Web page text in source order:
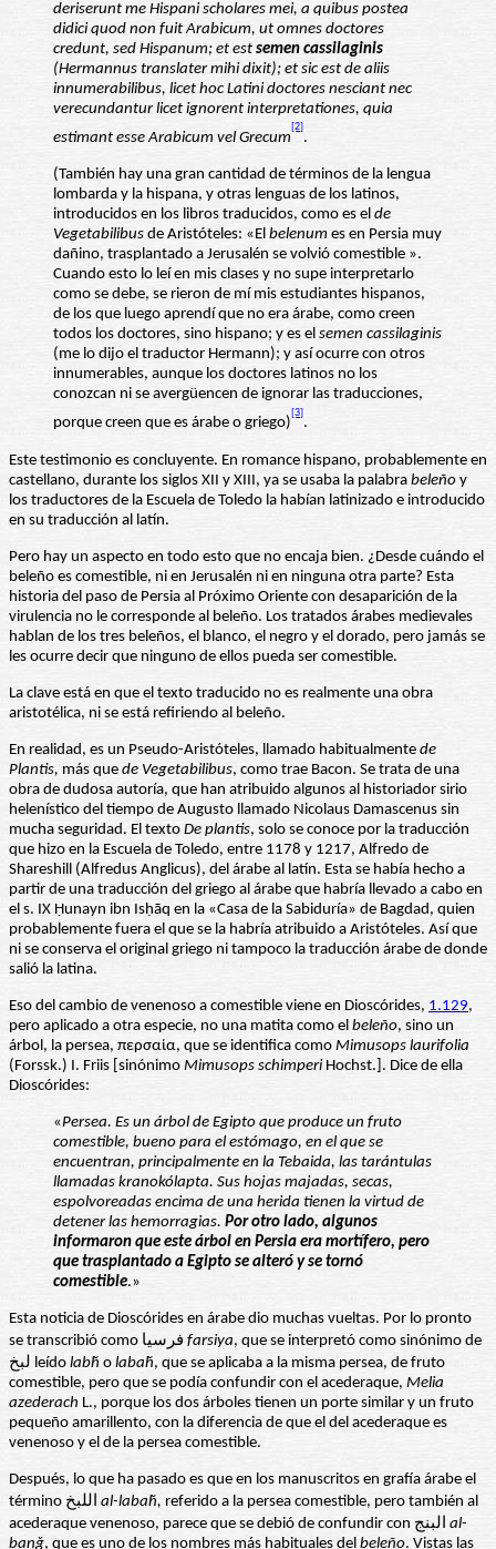
deriserunt me Hispani scholares mei, a quibus postea
didici quod non fuit Arabicum, ut omnes doctores
credunt, sed Hispanum; et est semen cassilaginis
(Hermannus translater mihi dixit); et sic est de aliis
innumerabilibus, licet hoc Latini doctores nesciant nec
verecundantur licet ignorent interpretationes, quia
estimant esse Arabicum vel Grecum
[2]
.
(También hay una gran cantidad de términos de la lengua
lombarda y la hispana, y otras lenguas de los latinos,
introducidos en los libros traducidos, como es el de
Vegetabilibus de Aristóteles: «El belenum es en Persia muy
dañino, trasplantado a Jerusalén se volvió comestible ».
Cuando esto lo leí en mis clases y no supe interpretarlo
como se debe, se rieron de mí mis estudiantes hispanos,
de los que luego aprendí que no era árabe, como creen
todos los doctores, sino hispano; y es el semen cassilaginis
(me lo dijo el traductor Hermann); y así ocurre con otros
innumerables, aunque los doctores latinos no los
conozcan ni se avergüencen de ignorar las traducciones,
porque creen que es árabe o griego)
[3]
.
Este testimonio es concluyente. En romance hispano, probablemente en
castellano, durante los siglos XII y XIII, ya se usaba la palabra beleño y
los traductores de la Escuela de Toledo la habían latinizado e introducido
en su traducción al latín.
Pero hay un aspecto en todo esto que no encaja bien. ¿Desde cuándo el
beleño es comestible, ni en Jerusalén ni en ninguna otra parte? Esta
historia del paso de Persia al Próximo Oriente con desaparición de la
virulencia no le corresponde al beleño. Los tratados árabes medievales
hablan de los tres beleños, el blanco, el negro y el dorado, pero jamás se
les ocurre decir que ninguno de ellos pueda ser comestible.
La clave está en que el texto traducido no es realmente una obra
aristotélica, ni se está refiriendo al beleño.
En realidad, es un Pseudo-Aristóteles, llamado habitualmente de
Plantis, más que de Vegetabilibus, como trae Bacon. Se trata de una
obra de dudosa autoría, que han atribuido algunos al historiador sirio
helenístico del tiempo de Augusto llamado Nicolaus Damascenus sin
mucha seguridad. El texto De plantis, solo se conoce por la traducción
que hizo en la Escuela de Toledo, entre 1178 y 1217, Alfredo de
Shareshill (Alfredus Anglicus), del árabe al latín. Esta se había hecho a
partir de una traducción del griego al árabe que habría llevado a cabo en
el s. IX Ḥunayn ibn Isḥāq en la «Casa de la Sabiduría» de Bagdad, quien
probablemente fuera el que se la habría atribuido a Aristóteles. Así que
ni se conserva el original griego ni tampoco la traducción árabe de donde
salió la latina.
Eso del cambio de venenoso a comestible viene en Dioscórides, 1.129,
pero aplicado a otra especie, no una matita como el beleño, sino un
árbol, la persea, περσαία, que se identifica como Mimusops laurifolia
(Forssk.) I. Friis [sinónimo Mimusops schimperiHochst.]. Dice de ella
Dioscórides:
«Persea. Es un árbol de Egipto que produce un fruto
comestible, bueno para el estómago, en el que se
encuentran, principalmente en la Tebaida, las tarántulas
llamadas kranokólapta. Sus hojas majadas, secas,
espolvoreadas encima de una herida tienen la virtud de
detener las hemorragias. Por otro lado, algunos
informaron que este árbol en Persia era mortífero, pero
que trasplantado a Egipto se alteró y se tornó
comestible.»
Esta noticia de Dioscórides en árabe dio muchas vueltas. Por lo pronto
farsiya, que se interpretó como sinónimo de
لبخ leído labḫ o labaḫ, que se aplicaba a la misma persea, de fruto
comestible, pero que se podía confundir con el acederaque, Melia
azederach L., porque los dos árboles tienen un porte similar y un fruto
pequeño amarillento, con la diferencia de que el del acederaque es
venenoso y el de la persea comestible.
Después, lo que ha pasado es que en los manuscritos en grafía árabe el
al-labaḫ, referido a la persea comestible, pero también al
al-
banǧ, que es uno de los nombres más habituales del beleño. Vistas las